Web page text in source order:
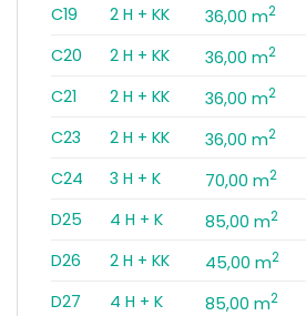
C19
2 H + KK 36,00 m2
C20
2 H + KK 36,00 m2
C21
2 H + KK 36,00 m2
C23
2 H + KK 36,00 m2
C24
3 H + K 70,00 m2
D25
4 H + K 85,00 m2
D26
2 H + KK 45,00 m2
D27
4 H + K 85,00 m2